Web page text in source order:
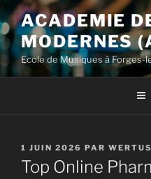
Aller
au
contenu
principal
ACADEMIE
MODERNES
Ecole de Musiques à Forges-
PUBLIÉ
LE
1 JUIN 2026 PAR
Top Online